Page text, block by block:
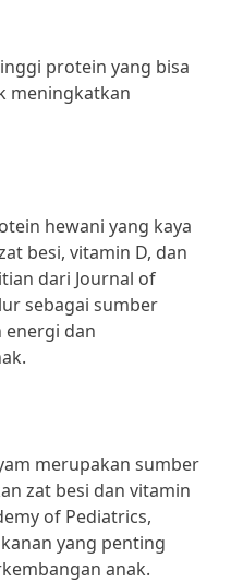
protein yang bisa
meningkatkan
hewani yang kaya
besi, vitamin D, dan
dari Journal of
sebagai sumber
dan
merupakan sumber
zat besi dan vitamin
of Pediatrics,
yang penting
anak.